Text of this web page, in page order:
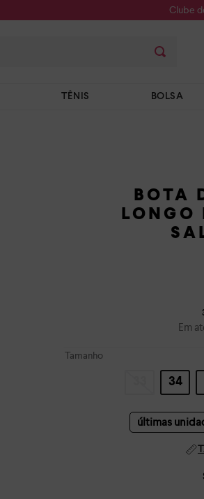
Clube
TÊNIS BOLSA
BOTA
LONGO
Em
Tamanho
34
últimas